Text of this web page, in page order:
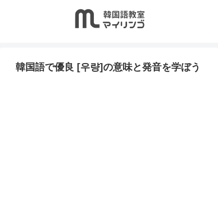
韓国語で優良 [우량]の意味と発音を学ぼう